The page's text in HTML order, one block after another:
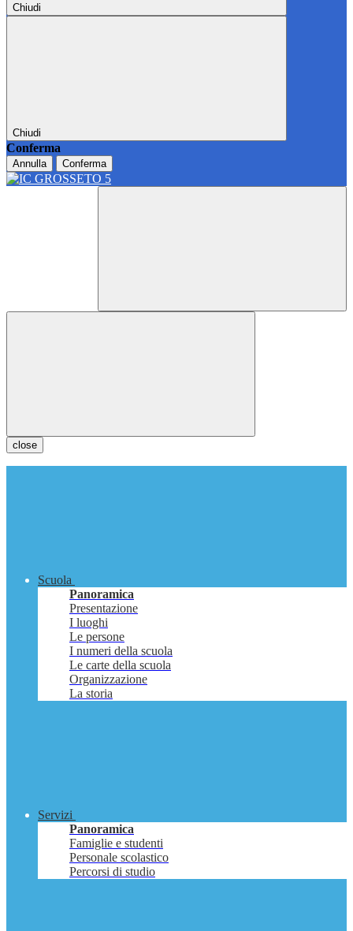
Chiudi
Chiudi
Conferma
Annulla Conferma
close
Scuola
Panoramica
Presentazione
I luoghi
Le persone
I numeri della scuola
Le carte della scuola
Organizzazione
La storia
Servizi
Panoramica
Famiglie e studenti
Personale scolastico
Percorsi di studio